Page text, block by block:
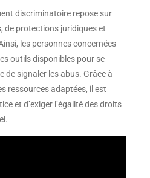
discriminatoire repose sur
de protections juridiques et
les personnes concernées
outils disponibles pour se
de signaler les abus. Grâce à
ressources adaptées, il est
et d’exiger l’égalité des droits